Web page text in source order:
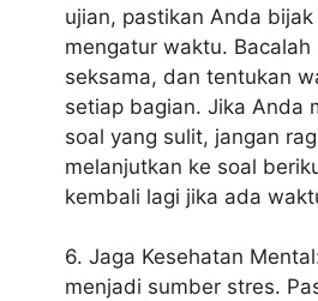
ujian, pastikan Anda bijak
mengatur waktu. Bacalah
seksama, dan tentukan
setiap bagian. Jika Anda
soal yang sulit, jangan
melanjutkan ke soal
kembali lagi jika ada
6. Jaga Kesehatan
menjadi sumber stres.